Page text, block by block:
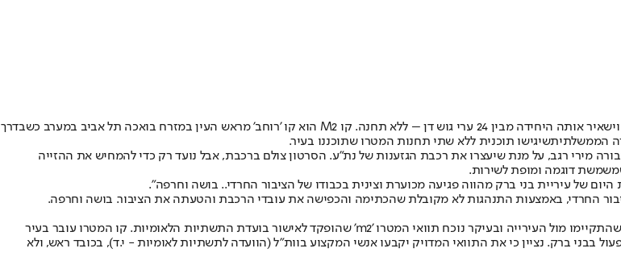
למרות זאת, נת"ע מתכוונים להגיש בימים הקרובים תוואי של המטרו שיעקוף את העיר החרדית וישאיר אותה היחידה מבין 24 ערי גוש דן – ללא תחנה. קו M2 הוא קו 'רוחב' מראש העין במזרח בואכה תל אביב במערב כשבדרך
הממשלתיתשיגישו תוכנית ללא שתי תחנות המטרו שתוכננו בעיר.
מירי רגב, על מנת שיעצרו את רכבת הגזענות של נת"ע. הסרטון צולם ברכבת, אבל נועד רק כדי להמחיש את ההזייה
דוגמה ומופת לשירות.
של עיריית בני ברק מהווה פגיעה מכוערת וצינית בכבודו של הציבור החרדי.. בושה וחרפה".
החרדי, באמצעות התנהגות לא מקובלת שהכתימה והכפישה את עובדי הרכבת והטעתה את הציבור. בושה וחרפה.
מנת"ע נמסר: "הטענות לפיהן נת"ע מפקירה את העיר בני ברק תמוהות, לאור התיאומים הרבים שהתקיימו מול העירייה ובעיקר נוכח תוואי המטרו 'm2' שהופקד לאישור בועדת התשתיות הלאומיות. קו המטרו עובר בעיר
בבני ברק. נציין כי את התוואי המדויק יקבעו אנשי המקצוע בוות"ל (הוועדה לתשתיות לאומיות - י.ד), בכובד ראש, ולא